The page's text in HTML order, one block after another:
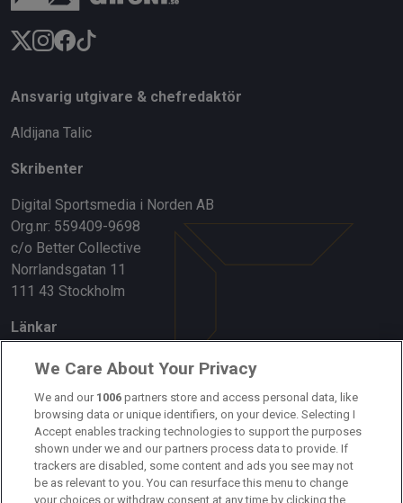
Ansvarig utgivare & chefredaktör
Aldijana Talic
Skribenter
Digital Sportsmedia i Norden AB
Org.nr: 559409-9698
c/o Better Collective
Norrlandsgatan 11
111 43 Stockholm
Länkar
Om oss
Kontakta oss
Kundtjänst
Sponsor: Rekatochklart
We Care About Your Privacy
We and our 1006 partners store and access personal data, like
browsing data or unique identifiers, on your device. Selecting I
Accept enables tracking technologies to support the purposes
shown under we and our partners process data to provide. If
trackers are disabled, some content and ads you see may not
be as relevant to you. You can resurface this menu to change
your choices or withdraw consent at any time by clicking the